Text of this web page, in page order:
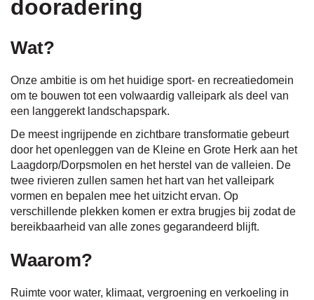
links
dooradering
Wat?
Onze ambitie is om het huidige sport- en recreatiedomein
om te bouwen tot een volwaardig valleipark als deel van
een langgerekt landschapspark.
De meest ingrijpende en zichtbare transformatie gebeurt
door het openleggen van de Kleine en Grote Herk aan het
Laagdorp/Dorpsmolen en het herstel van de valleien. De
twee rivieren zullen samen het hart van het valleipark
vormen en bepalen mee het uitzicht ervan. Op
verschillende plekken komen er extra brugjes bij zodat de
bereikbaarheid van alle zones gegarandeerd blijft.
Waarom?
Ruimte voor water, klimaat, vergroening en verkoeling in